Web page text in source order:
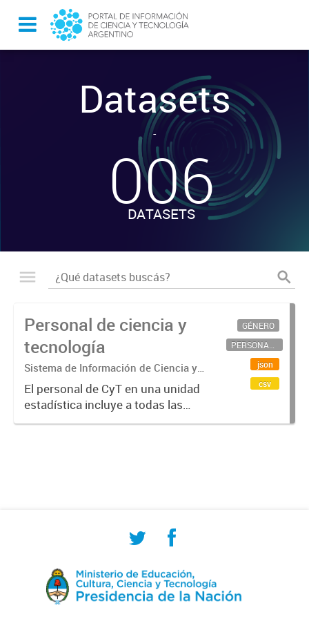
Datasets
-
006
DATASETS
Personal de ciencia y
tecnología
Sistema de Información de Ciencia y
Tecnología Argentino (SICYTAR)
El personal de CyT en una unidad
estadística incluye a todas las
personas involucradas
GÉNERO
PERSONAL CIENTÍFICO-TECNOLÓGICO
json
csv